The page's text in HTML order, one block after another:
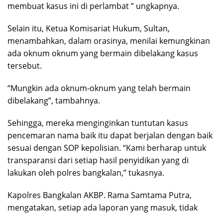
membuat kasus ini di perlambat ” ungkapnya.
Selain itu, Ketua Komisariat Hukum, Sultan,
menambahkan, dalam orasinya, menilai kemungkinan
ada oknum oknum yang bermain dibelakang kasus
tersebut.
“Mungkin ada oknum-oknum yang telah bermain
dibelakang”, tambahnya.
Sehingga, mereka menginginkan tuntutan kasus
pencemaran nama baik itu dapat berjalan dengan baik
sesuai dengan SOP kepolisian. “Kami berharap untuk
transparansi dari setiap hasil penyidikan yang di
lakukan oleh polres bangkalan,” tukasnya.
Kapolres Bangkalan AKBP. Rama Samtama Putra,
mengatakan, setiap ada laporan yang masuk, tidak